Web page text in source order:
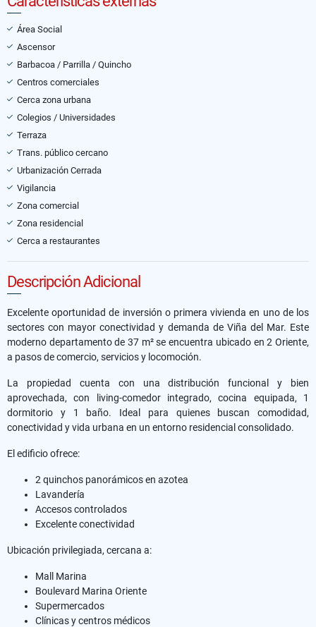
Área Social
Ascensor
Barbacoa / Parrilla / Quincho
Centros comerciales
Cerca zona urbana
Colegios / Universidades
Terraza
Trans. público cercano
Urbanización Cerrada
Vigilancia
Zona comercial
Zona residencial
Cerca a restaurantes
Descripción Adicional
Excelente oportunidad de inversión o primera vivienda en uno de los
sectores con mayor conectividad y demanda de Viña del Mar. Este
moderno departamento de 37 m² se encuentra ubicado en 2 Oriente,
a pasos de comercio, servicios y locomoción.
La propiedad cuenta con una distribución funcional y bien
aprovechada, con living-comedor integrado, cocina equipada, 1
dormitorio y 1 baño. Ideal para quienes buscan comodidad,
conectividad y vida urbana en un entorno residencial consolidado.
El edificio ofrece:
2 quinchos panorámicos en azotea
Lavandería
Accesos controlados
Excelente conectividad
Ubicación privilegiada, cercana a:
Mall Marina
Boulevard Marina Oriente
Supermercados
Clínicas y centros médicos